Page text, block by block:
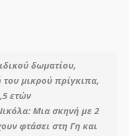
δωματίου,
μικρού πρίγκιπα,
ετών
Μια σκηνή με 2
φτάσει στη Γη και